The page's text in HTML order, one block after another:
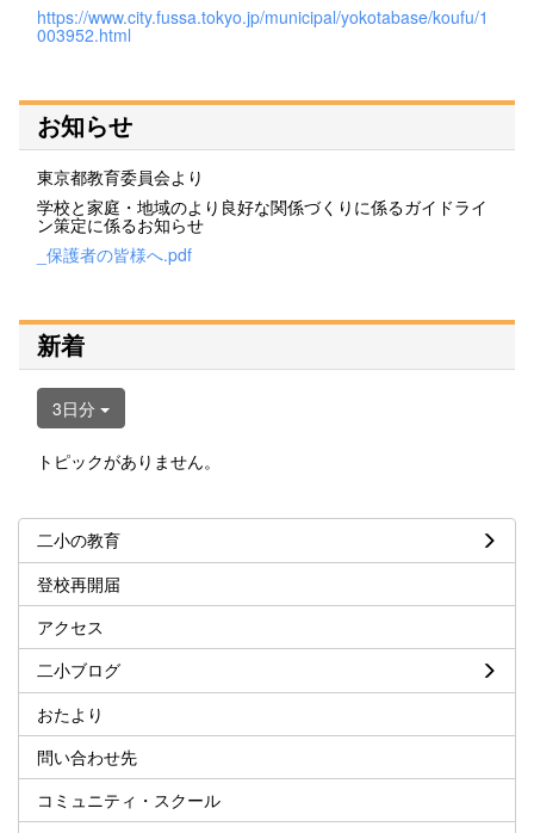
https://www.city.fussa.tokyo.jp/municipal/yokotabase/koufu/1
003952.html
お知らせ
東京都教育委員会より
学校と家庭・地域のより良好な関係づくりに係るガイドライ
ン策定に係るお知らせ
_保護者の皆様へ.pdf
新着
3日分
トピックがありません。
二小の教育
登校再開届
アクセス
二小ブログ
おたより
問い合わせ先
コミュニティ・スクール